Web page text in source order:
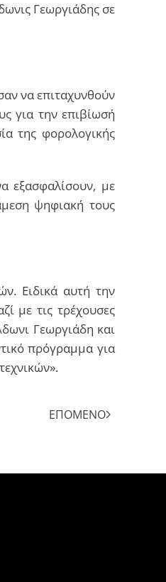
Γεωργιάδης σε
να επιταχυνθούν
για την επιβίωσή
της φορολογικής
εξασφαλίσουν, με
ψηφιακή τους
Ειδικά αυτή την
με τις τρέχουσες
Γεωργιάδη και
πρόγραμμα για
ΕΠΌΜΕΝΟ